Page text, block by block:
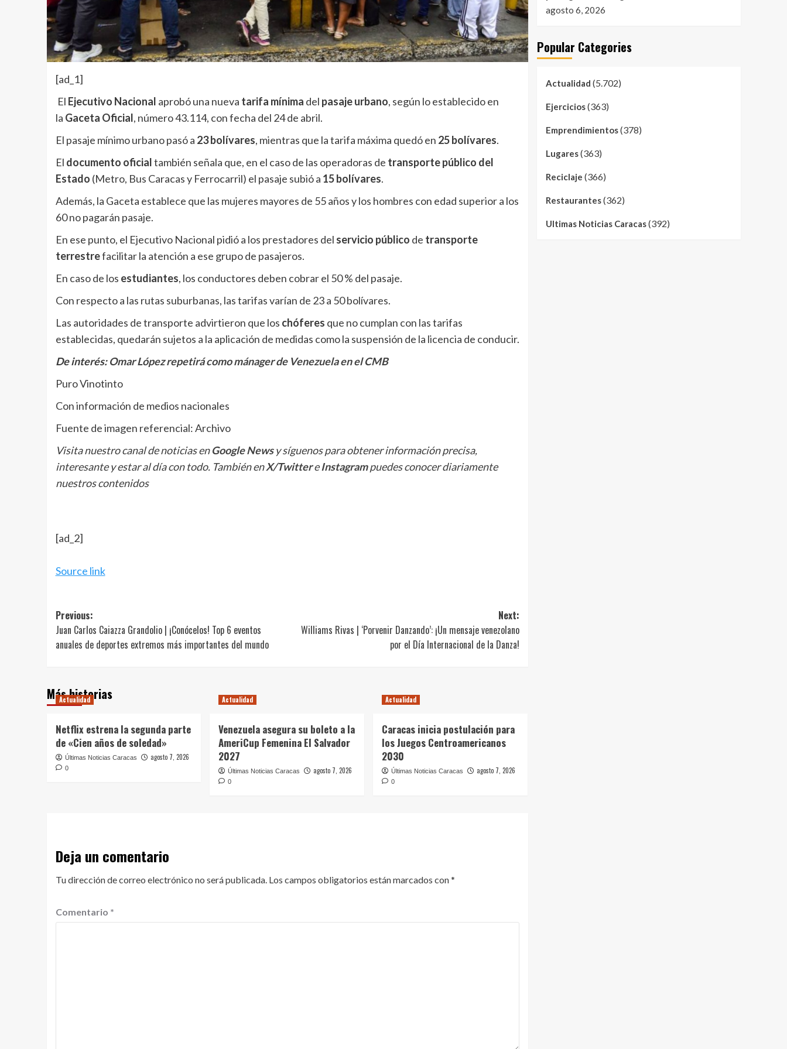
[ad_1]
El Ejecutivo Nacional aprobó una nueva tarifa mínima del pasaje urbano, según lo establecido en
la Gaceta Oficial, número 43.114, con fecha del 24 de abril.
El pasaje mínimo urbano pasó a 23 bolívares, mientras que la tarifa máxima quedó en 25 bolívares.
El documento oficialtambién señala que, en el caso de las operadoras de transporte público del
Estado (Metro, Bus Caracas y Ferrocarril) el pasaje subió a 15 bolívares.
Además, la Gaceta establece que las mujeres mayores de 55 años y los hombres con edad superior a los
60 no pagarán pasaje.
En ese punto, el Ejecutivo Nacional pidió a los prestadores del servicio público de transporte
terrestrefacilitar la atención a ese grupo de pasajeros.
En caso de los estudiantes, los conductores deben cobrar el 50 % del pasaje.
Con respecto a las rutas suburbanas, las tarifas varían de 23 a 50 bolívares.
Las autoridades de transporte advirtieron que los chóferes que no cumplan con las tarifas
establecidas, quedarán sujetos a la aplicación de medidas como la suspensión de la licencia de conducir.
De interés:Omar López repetirá como mánager de Venezuela en el CMB
Puro Vinotinto
Con información de medios nacionales
Fuente de imagen referencial: Archivo
Visita nuestro canal de noticias enGoogle Newsy síguenos para obtener información precisa,
interesante y estar al día con todo. También enX/TwittereInstagrampuedes conocer diariamente
nuestros contenidos
[ad_2]
Source link
Post
navigation
Previous:
Juan Carlos Caiazza Grandolio | ¡Conócelos! Top 6 eventos
anuales de deportes extremos más importantes del mundo
Next:
Williams Rivas | ‘Porvenir Danzando’: ¡Un mensaje venezolano
por el Día Internacional de la Danza!
Más historias
Actualidad
Netflix estrena la segunda parte
de «Cien años de soledad»
Últimas Noticias Caracas agosto 7, 2026
0
Actualidad
Venezuela asegura su boleto a la
AmeriCup Femenina El Salvador
2027
Últimas Noticias Caracas agosto 7, 2026
0
Actualidad
Caracas inicia postulación para
los Juegos Centroamericanos
2030
Últimas Noticias Caracas agosto 7, 2026
0
Deja un comentario
Tu dirección de correo electrónico no será publicada. Los campos obligatorios están marcados con*
Comentario *
agosto 6, 2026
Popular Categories
Actualidad (5.702)
Ejercicios(363)
Emprendimientos(378)
Lugares(363)
Reciclaje (366)
Restaurantes(362)
Ultimas Noticias Caracas(392)